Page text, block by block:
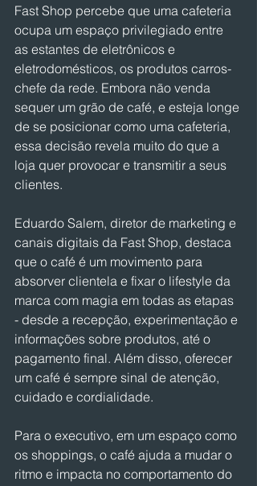
Fast Shop percebe que uma cafeteria
ocupa um espaço privilegiado entre
as estantes de eletrônicos e
eletrodomésticos, os produtos carros-
chefe da rede. Embora não venda
sequer um grão de café, e esteja longe
de se posicionar como uma cafeteria,
essa decisão revela muito do que a
loja quer provocar e transmitir a seus
clientes.
Eduardo Salem, diretor de marketing e
canais digitais da Fast Shop, destaca
que o café é um movimento para
absorver clientela e fixar o lifestyle da
marca com magia em todas as etapas
- desde a recepção, experimentação e
informações sobre produtos, até o
pagamento final. Além disso, oferecer
um café é sempre sinal de atenção,
cuidado e cordialidade.
Para o executivo, em um espaço como
os shoppings, o café ajuda a mudar o
ritmo e impacta no comportamento do